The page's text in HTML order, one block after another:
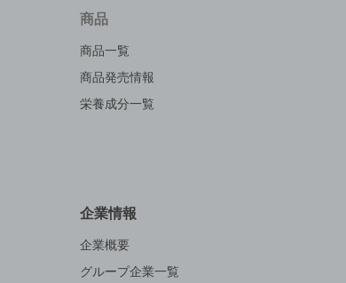
商品
商品一覧
商品発売情報
栄養成分一覧
企業情報
企業概要
グループ企業一覧